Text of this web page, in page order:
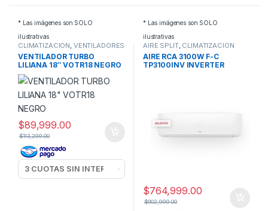
* Las imágenes son SOLO
ilustrativas
CLIMATIZACION, VENTILADORES
TURBO
VENTILADOR TURBO
LILIANA 18″ VOTR18 NEGRO
$89,999.00
$113,299.00
* Las imágenes son SOLO
ilustrativas
AIRE SPLIT, CLIMATIZACION
AIRE RCA 3100W F-C
TP3100INV INVERTER
$764,999.00
$902,999.00